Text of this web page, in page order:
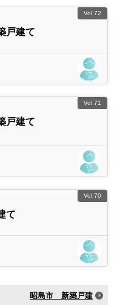
Vol.72
戸建て
Vol.71
戸建て
Vol.70
て
昭島市 新築戸建